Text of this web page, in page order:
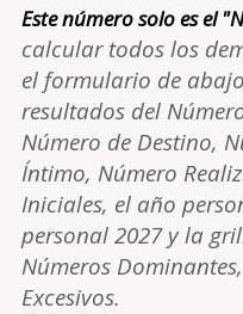
Este número solo es el
calcular todos los
el formulario de
resultados del
Número de Destino,
Íntimo, Número
Iniciales, el año
personal 2027 y la
Números
Excesivos.